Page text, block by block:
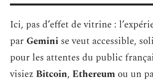
Ici, pas d’effet de vitrine :
par Gemini se veut accessible,
pour les attentes du public
visiez Bitcoin, Ethereum ou un